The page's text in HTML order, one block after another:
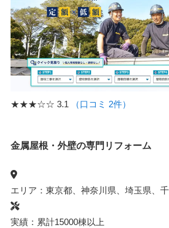
★★★☆☆ 3.1 （口コミ 2件）
金属屋根・外壁の専門リフォーム
エリア：東京都、神奈川県、埼玉県、
実績：累計15000棟以上